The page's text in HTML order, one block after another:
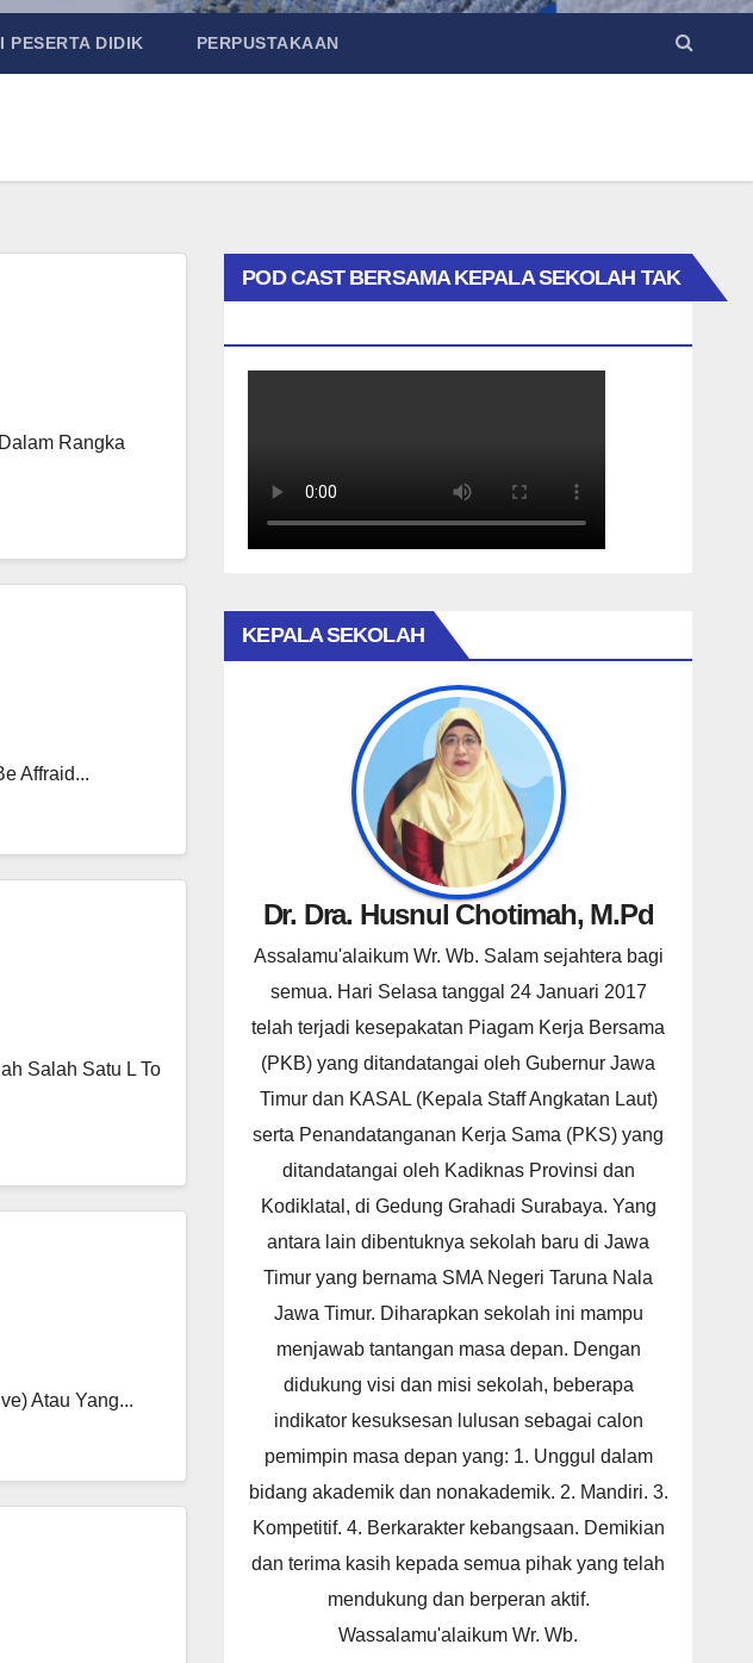
PESERTA DIDIK PERPUSTAKAAN
Rangka
Affraid...
Salah Satu L To
Atau Yang...
POD CAST BERSAMA KEPALA SEKOLAH TAK
KEPALA SEKOLAH
Dr. Dra. Husnul Chotimah, M.Pd
Assalamu'alaikum Wr. Wb. Salam sejahtera bagi
semua. Hari Selasa tanggal 24 Januari 2017
telah terjadi kesepakatan Piagam Kerja Bersama
(PKB) yang ditandatangai oleh Gubernur Jawa
Timur dan KASAL (Kepala Staff Angkatan Laut)
serta Penandatanganan Kerja Sama (PKS) yang
ditandatangai oleh Kadiknas Provinsi dan
Kodiklatal, di Gedung Grahadi Surabaya. Yang
antara lain dibentuknya sekolah baru di Jawa
Timur yang bernama SMA Negeri Taruna Nala
Jawa Timur. Diharapkan sekolah ini mampu
menjawab tantangan masa depan. Dengan
didukung visi dan misi sekolah, beberapa
indikator kesuksesan lulusan sebagai calon
pemimpin masa depan yang: 1. Unggul dalam
bidang akademik dan nonakademik. 2. Mandiri. 3.
Kompetitif. 4. Berkarakter kebangsaan. Demikian
dan terima kasih kepada semua pihak yang telah
mendukung dan berperan aktif.
Wassalamu'alaikum Wr. Wb.